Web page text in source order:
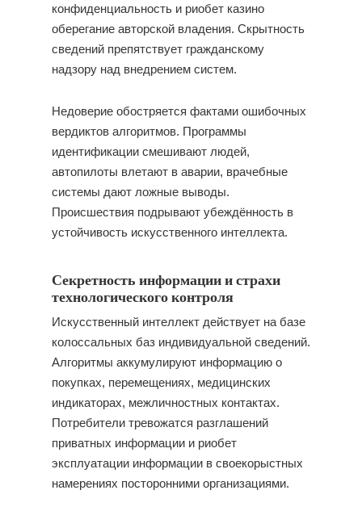
конфиденциальность и риобет казино
оберегание авторской владения. Скрытность
сведений препятствует гражданскому
надзору над внедрением систем.
Недоверие обостряется фактами ошибочных
вердиктов алгоритмов. Программы
идентификации смешивают людей,
автопилоты влетают в аварии, врачебные
системы дают ложные выводы.
Происшествия подрывают убеждённость в
устойчивость искусственного интеллекта.
Секретность информации и страхи
технологического контроля
Искусственный интеллект действует на базе
колоссальных баз индивидуальной сведений.
Алгоритмы аккумулируют информацию о
покупках, перемещениях, медицинских
индикаторах, межличностных контактах.
Потребители тревожатся разглашений
приватных информации и риобет
эксплуатации информации в своекорыстных
намерениях посторонними организациями.